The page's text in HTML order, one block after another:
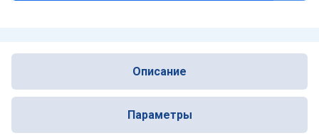
Описание
Параметры